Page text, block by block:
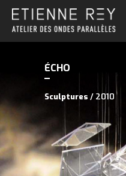
ÉCHO
Sculptures / 2010